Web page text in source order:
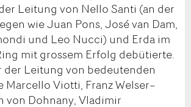
Leitung von Nello Santi (an der
wie Juan Pons, José van Dam,
und Leo Nucci) und Erda im
mit grossem Erfolg debütierte.
der Leitung von bedeutenden
Marcello Viotti, Franz Welser–
von Dohnany, Vladimir